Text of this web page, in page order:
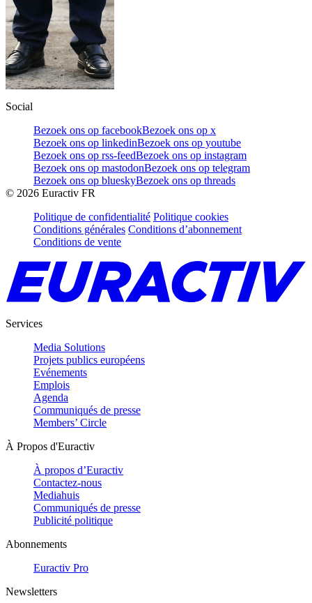
Social
Bezoek ons op facebookBezoek ons op x
Bezoek ons op linkedinBezoek ons op youtube
Bezoek ons op rss-feedBezoek ons op instagram
Bezoek ons op mastodonBezoek ons op telegram
Bezoek ons op blueskyBezoek ons op threads
© 2026 Euractiv FR
Politique de confidentialité Politique cookies
Conditions générales Conditions d’abonnement
Conditions de vente
Services
Media Solutions
Projets publics européens
Evénements
Emplois
Agenda
Communiqués de presse
Members’ Circle
À Propos d'Euractiv
À propos d’Euractiv
Contactez-nous
Mediahuis
Communiqués de presse
Publicité politique
Abonnements
Euractiv Pro
Newsletters